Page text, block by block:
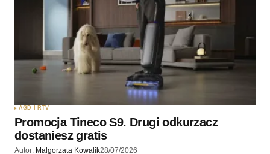
AGD I RTV
Promocja Tineco S9. Drugi odkurzacz
dostaniesz gratis
Autor: Malgorzata Kowalik28/07/2026